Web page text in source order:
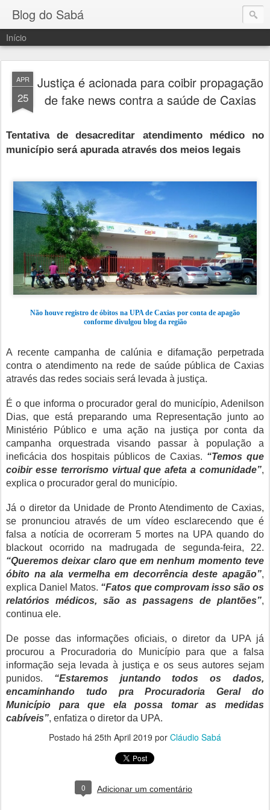
Blog do Sabá
Início
APR
25
Justiça é acionada para coibir propagação
de fake news contra a saúde de Caxias
Tentativa de desacreditar atendimento médico no
município será apurada através dos meios legais
Não houve registro de óbitos na UPA de Caxias por conta de apagão
conforme divulgou blog da região
A recente campanha de calúnia e difamação perpetrada
contra o atendimento na rede de saúde pública de Caxias
através das redes sociais será levada à justiça.
É o que informa o procurador geral do município, Adenilson
Dias, que está preparando uma Representação junto ao
Ministério Público e uma ação na justiça por conta da
campanha orquestrada visando passar à população a
ineficácia dos hospitais públicos de Caxias. “Temos que
coibir esse terrorismo virtual que afeta a comunidade”,
explica o procurador geral do município.
Já o diretor da Unidade de Pronto Atendimento de Caxias,
se pronunciou através de um vídeo esclarecendo que é
falsa a notícia de ocorreram 5 mortes na UPA quando do
blackout ocorrido na madrugada de segunda-feira, 22.
“Queremos deixar claro que em nenhum momento teve
óbito na ala vermelha em decorrência deste apagão”,
explica Daniel Matos. “Fatos que comprovam isso são os
relatórios médicos, são as passagens de plantões”,
continua ele.
De posse das informações oficiais, o diretor da UPA já
procurou a Procuradoria do Município para que a falsa
informação seja levada à justiça e os seus autores sejam
punidos. “Estaremos juntando todos os dados,
encaminhando tudo pra Procuradoria Geral do
Município para que ela possa tomar as medidas
cabíveis”, enfatiza o diretor da UPA.
Postado há 25th April 2019 por Cláudio Sabá
0 Adicionar um comentário